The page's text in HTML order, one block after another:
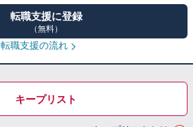
転職支援に登録
（無料）
転職支援の流れ
キープリスト